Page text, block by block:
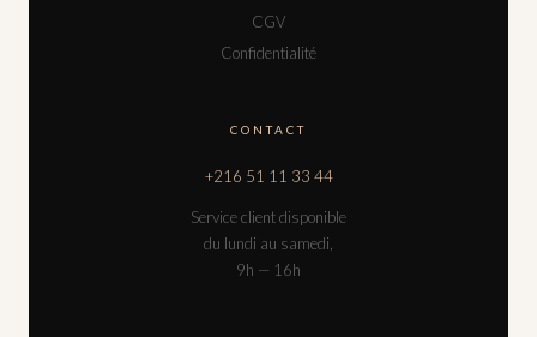
CGV
Confidentialité
CONTACT
+216 51 11 33 44
Service client disponible
du lundi au samedi,
9h — 16h